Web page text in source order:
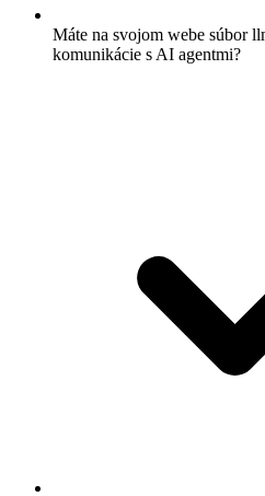
Máte na svojom webe súbor
komunikácie s AI agentmi?